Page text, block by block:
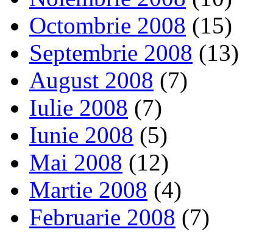
Octombrie 2008 (15)
Septembrie 2008 (13)
August 2008 (7)
Iulie 2008 (7)
Iunie 2008 (5)
Mai 2008 (12)
Martie 2008 (4)
Februarie 2008 (7)